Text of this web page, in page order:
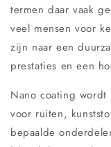
termen daar vaak
veel mensen voor
zijn naar een
prestaties en een
Nano coating
voor ruiten,
bepaalde